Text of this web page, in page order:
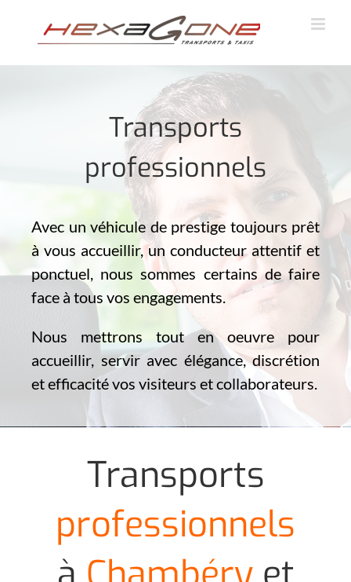
Transports
professionnels
Avec un véhicule de prestige toujours prêt
à vous accueillir, un conducteur attentif et
ponctuel, nous sommes certains de faire
face à tous vos engagements.
Nous mettrons tout en oeuvre pour
accueillir, servir avec élégance, discrétion
et efficacité vos visiteurs et collaborateurs.
Transports
professionnels